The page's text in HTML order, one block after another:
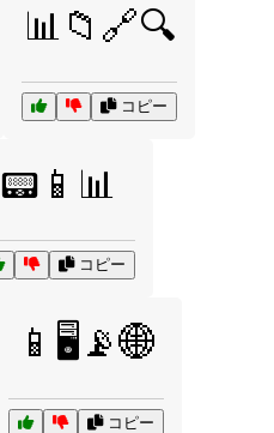
📊📁🔗🔍
コピー
📟📱📊
コピー
📱🖥️📡🌐
コピー